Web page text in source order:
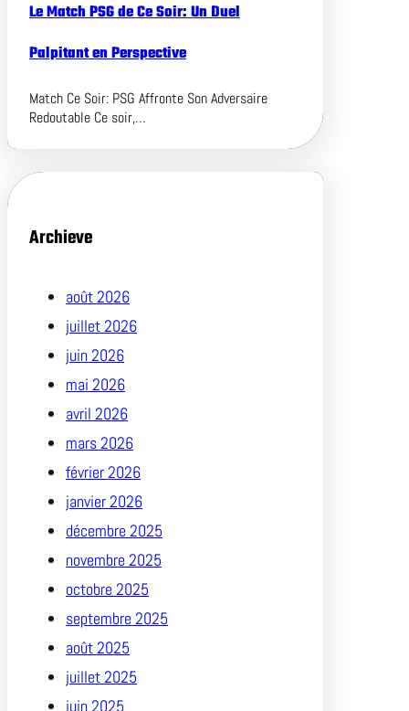
Le Match PSG de Ce Soir: Un Duel
Palpitant en Perspective
Match Ce Soir: PSG Affronte Son Adversaire
Redoutable Ce soir,…
Archieve
août 2026
juillet 2026
juin 2026
mai 2026
avril 2026
mars 2026
février 2026
janvier 2026
décembre 2025
novembre 2025
octobre 2025
septembre 2025
août 2025
juillet 2025
juin 2025